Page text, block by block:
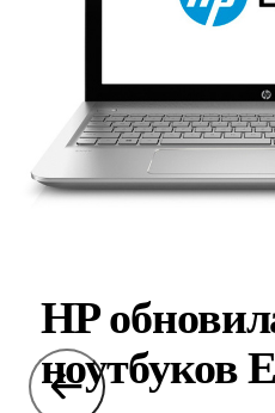
HP
ноутбуков